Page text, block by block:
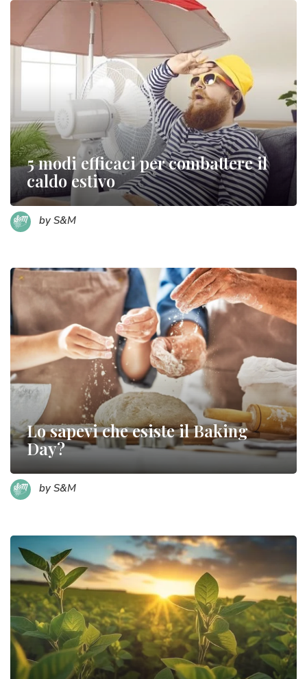
5 modi efficaci per combattere il
caldo estivo
by S&M
Lo sapevi che esiste il Baking
Day?
by S&M